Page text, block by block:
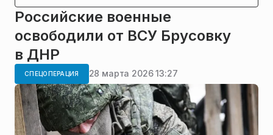
Российские военные
освободили от ВСУ Брусовку
в ДНР
СПЕЦОПЕРАЦИЯ 28 марта 2026 13:27